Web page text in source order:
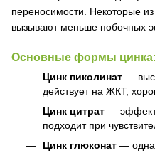
переносимости. Некоторые
вызывают меньше побочных
Основные формы цинка:
Цинк пиколинат —
действует на ЖКТ,
Цинк цитрат —
подходит при
Цинк глюконат — одна